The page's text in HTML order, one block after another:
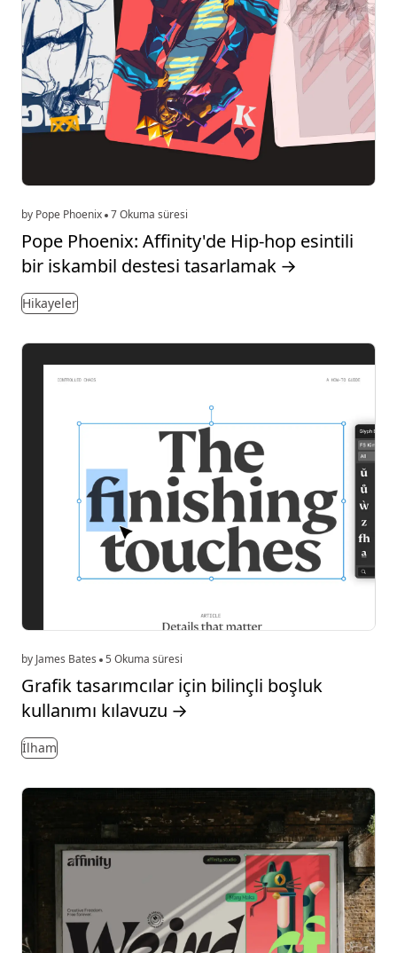
by Pope Phoenix 7 Okuma süresi
Pope Phoenix: Affinity'de Hip-hop esintili
bir iskambil destesi tasarlamak →
Hikayeler
by James Bates 5 Okuma süresi
Grafik tasarımcılar için bilinçli boşluk
kullanımı kılavuzu →
İlham